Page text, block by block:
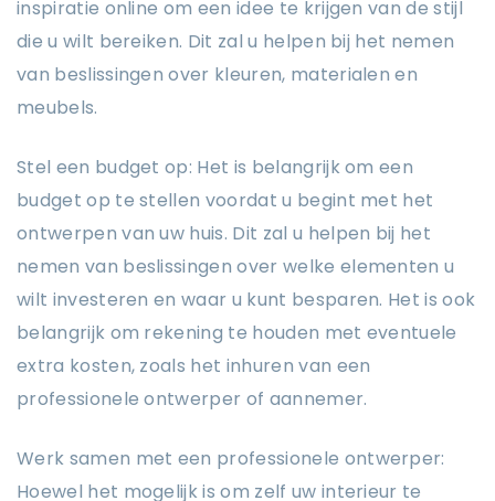
inspiratie online om een ​​idee te krijgen van de stijl
die u wilt bereiken. Dit zal u helpen bij het nemen
van beslissingen over kleuren, materialen en
meubels.
Stel een budget op: Het is belangrijk om een ​​
budget op te stellen voordat u begint met het
ontwerpen van uw huis. Dit zal u helpen bij het
nemen van beslissingen over welke elementen u
wilt investeren en waar u kunt besparen. Het is ook
belangrijk om rekening te houden met eventuele
extra kosten, zoals het inhuren van een
professionele ontwerper of aannemer.
Werk samen met een professionele ontwerper:
Hoewel het mogelijk is om zelf uw interieur te